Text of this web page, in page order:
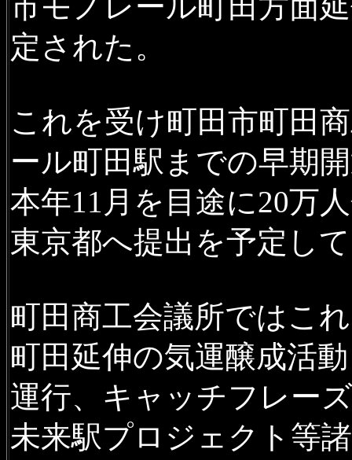
市モノレール町田方面
定された。
これを受け町田市町田
ール町田駅までの早期
本年11月を目途に20万
東京都へ提出を予定し
町田商工会議所ではこ
町田延伸の気運醸成活
運行、キャッチフレー
未来駅プロジェクト等